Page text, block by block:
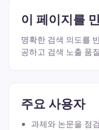
이 페이지를
명확한 검색 의도를
공하고 검색 노출 품
주요 사용자
과제와 논문을 점